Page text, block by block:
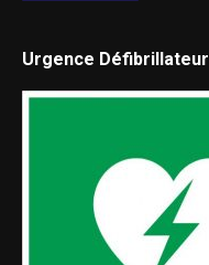
Urgence Défibrillateur